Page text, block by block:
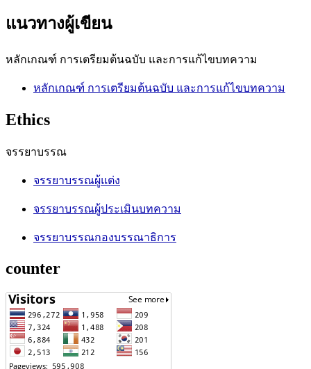
แนวทางผู้เขียน
หลักเกณฑ์ การเตรียมต้นฉบับ และการแก้ไขบทความ
หลักเกณฑ์ การเตรียมต้นฉบับ และการแก้ไขบทความ
Ethics
จรรยาบรรณ
จรรยาบรรณผู้แต่ง
จรรยาบรรณผู้ประเมินบทความ
จรรยาบรรณกองบรรณาธิการ
counter